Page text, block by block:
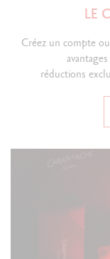
LE
Créez un compte
réductions